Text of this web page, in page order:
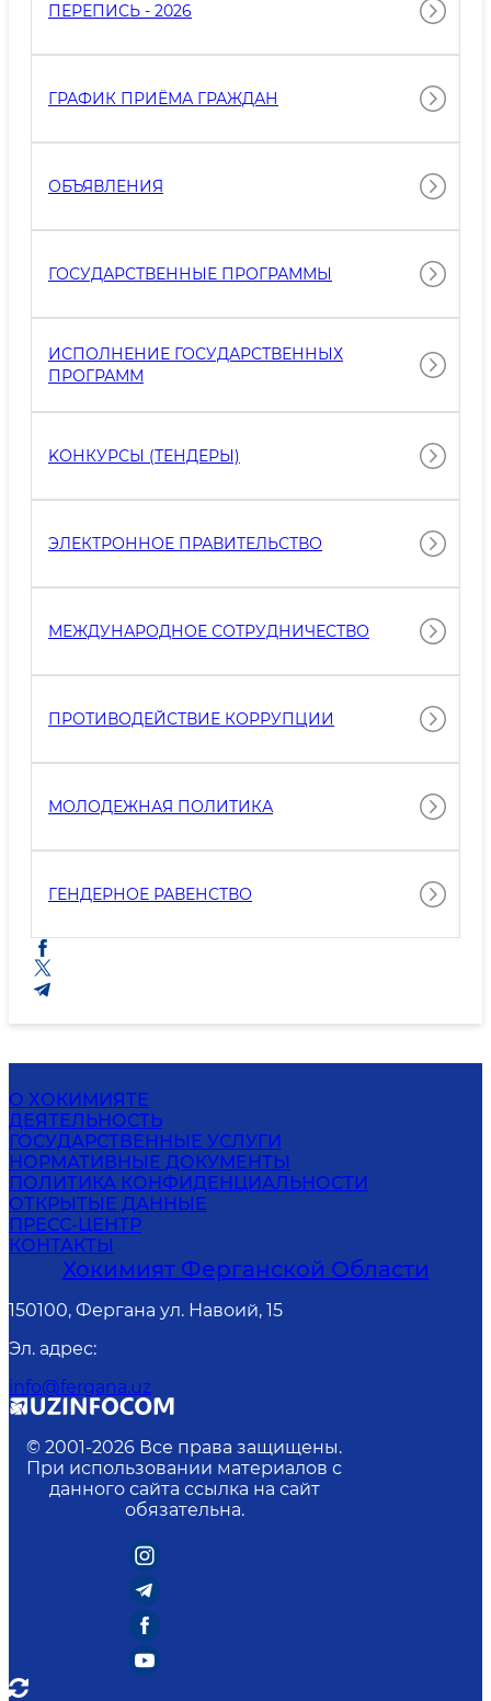
ПЕРЕПИСЬ - 2026
ГРАФИК ПРИЁМА ГРАЖДАН
ОБЪЯВЛЕНИЯ
ГОСУДАРСТВЕННЫЕ ПРОГРАММЫ
ИСПОЛНЕНИЕ ГОСУДАРСТВЕННЫХ
ПРОГРАММ
KОНКУРСЫ (ТЕНДЕРЫ)
ЭЛЕКТРОННОЕ ПРАВИТЕЛЬСТВО
МЕЖДУНАРОДНОЕ СОТРУДНИЧЕСТВО
ПРОТИВОДЕЙСТВИЕ КОРРУПЦИИ
МОЛОДЕЖНАЯ ПОЛИТИКА
ГЕНДЕРНОЕ РАВЕНСТВО
О ХОКИМИЯТЕ
ДЕЯТЕЛЬНОСТЬ
ГОСУДАРСТВЕННЫЕ УСЛУГИ
НОРМАТИВНЫЕ ДОКУМЕНТЫ
ПОЛИТИКА КОНФИДЕНЦИАЛЬНОСТИ
ОТКРЫТЫЕ ДАННЫЕ
ПРЕСС-ЦЕНТР
КОНТАКТЫ
Хокимият Ферганской Области
150100, Фергана ул. Навоий, 15
Эл. адрес:
info@fergana.uz
© 2001-2026 Все права защищены.
При использовании материалов с
данного сайта ссылка на сайт
обязательна.